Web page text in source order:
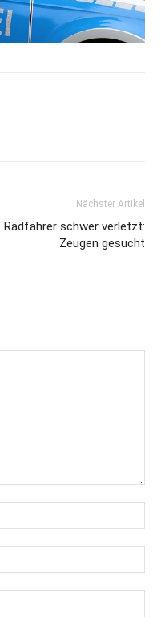
Nächster Artikel
Radfahrer schwer verletzt:
Zeugen gesucht